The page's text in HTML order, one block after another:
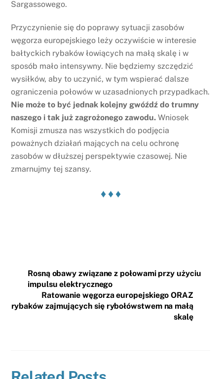
Sargassowego.
Przyczynienie się do poprawy sytuacji zasobów
węgorza europejskiego leży oczywiście w interesie
bałtyckich rybaków łowiących na małą skalę i w
sposób mało intensywny. Nie będziemy szczędzić
wysiłków, aby to uczynić, w tym wspierać dalsze
ograniczenia połowów w uzasadnionych przypadkach.
Nie może to być jednak kolejny gwóźdź do trumny
naszego i tak już zagrożonego zawodu. Wniosek
Komisji zmusza nas wszystkich do podjęcia
poważnych działań mających na celu ochronę
zasobów w dłuższej perspektywie czasowej. Nie
zmarnujmy tej szansy.
♦ ♦ ♦
Rosną obawy związane z połowami przy użyciu
impulsu elektrycznego
Ratowanie węgorza europejskiego ORAZ
rybaków zajmujących się rybołówstwem na małą
skalę